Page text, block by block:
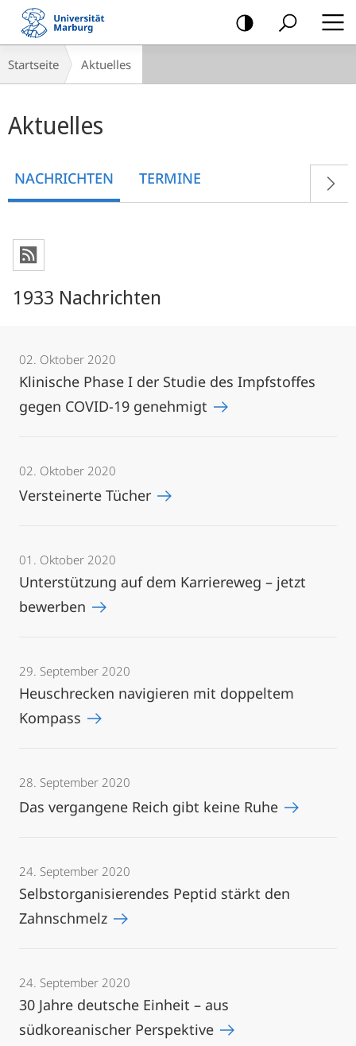
Mobile-
Navigation
Breadcrumb-
Navigation
Startseite Aktuelles
Aktuelles
NACHRICHTEN TERMINE
1933 Nachrichten
02. Oktober 2020
Klinische Phase I der Studie des Impfstoffes
gegen COVID-19 genehmigt
02. Oktober 2020
Versteinerte Tücher
01. Oktober 2020
Unterstützung auf dem Karriereweg – jetzt
bewerben
29. September 2020
Heuschrecken navigieren mit doppeltem
Kompass
28. September 2020
Das vergangene Reich gibt keine Ruhe
24. September 2020
Selbstorganisierendes Peptid stärkt den
Zahnschmelz
24. September 2020
30 Jahre deutsche Einheit – aus
südkoreanischer Perspektive